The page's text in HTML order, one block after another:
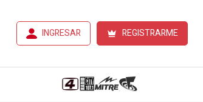
INGRESAR REGISTRARME